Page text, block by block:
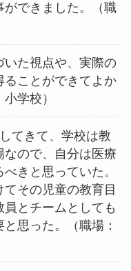
ができました。（職
いた視点や、実際の
ることができてよか
学校）
てきて、学校は教
なので、自分は医療
きと思っていた。
その児童の教育目
とチームとしても
思った。（職場：